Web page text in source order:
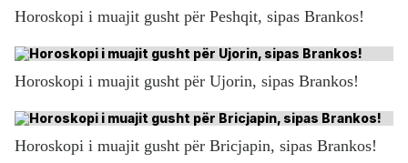
Horoskopi i muajit gusht për Peshqit, sipas Brankos!
Horoskopi i muajit gusht për Ujorin, sipas Brankos!
Horoskopi i muajit gusht për Bricjapin, sipas Brankos!